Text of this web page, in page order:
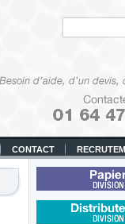
CONTACT